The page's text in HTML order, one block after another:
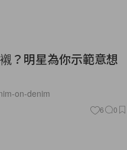
？明星為你示範意想
on-denim
6 0